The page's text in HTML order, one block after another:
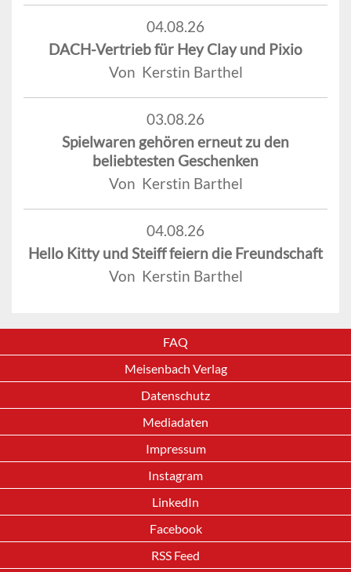
04.08.26
DACH-Vertrieb für Hey Clay und Pixio
Von Kerstin Barthel
03.08.26
Spielwaren gehören erneut zu den
beliebtesten Geschenken
Von Kerstin Barthel
04.08.26
Hello Kitty und Steiff feiern die Freundschaft
Von Kerstin Barthel
FAQ
Meisenbach Verlag
Datenschutz
Mediadaten
Impressum
Instagram
LinkedIn
Facebook
RSS Feed